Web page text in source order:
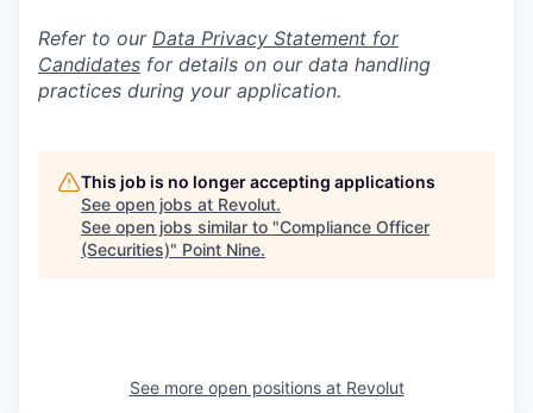
Refer to our Data Privacy Statement for
Candidates for details on our data handling
practices during your application.
This job is no longer accepting applications
See open jobs at Revolut.
See open jobs similar to "Compliance Officer
(Securities)" Point Nine.
See more open positions at Revolut